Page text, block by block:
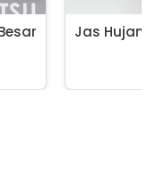
Jas Hujan